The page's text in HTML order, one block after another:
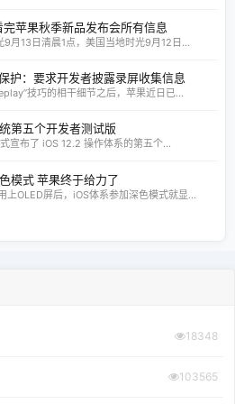
苹果秋季新品发布会所有信息
月13日清晨1点，美国当地时光9月12日...
护：要求开发者披露录屏收集信息
技巧的相干细节之后，苹果近日已...
第五个开发者测试版
宣布了 iOS 12.2 操作体系的第五个...
模式 苹果终于给力了
上OLED屏后，iOS体系参加深色模式就显...
18348
103565